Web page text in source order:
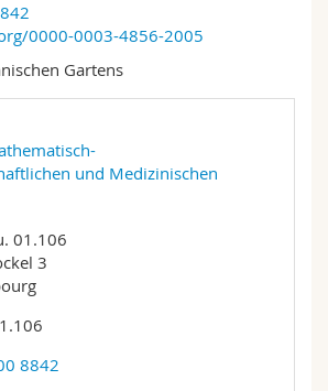
Sozialwissenschaftliche Fak.
und Bildungswissenschaften
0000-0003-4856-2005
Gartens
und Medizinischen
01.106
3
8842